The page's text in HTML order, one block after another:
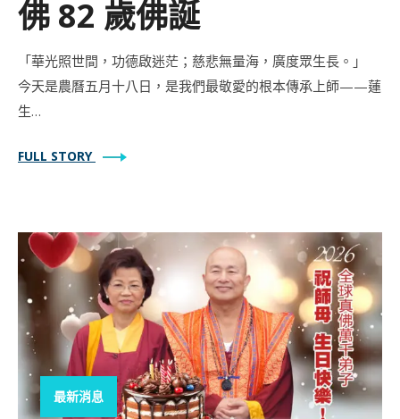
佛 82 歲佛誕
「華光照世間，功德啟迷茫；慈悲無量海，廣度眾生長。」
今天是農曆五月十八日，是我們最敬愛的根本傳承上師——蓮
生…
FULL STORY
最新消息